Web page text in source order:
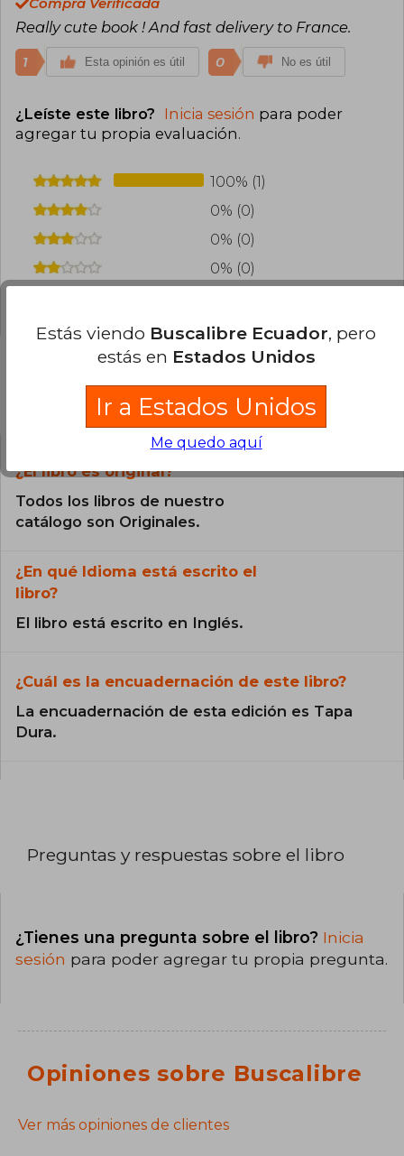
Compra Verificada
Really cute book ! And fast delivery to France.
1 Esta opinión es útil 0 No es útil
¿Leíste este libro? Inicia sesión para poder
agregar tu propia evaluación.
100% (1)
0% (0)
0% (0)
0% (0)
Preguntas frecuentes sobre el libro
¿El libro es original?
Todos los libros de nuestro
catálogo son Originales.
¿En qué Idioma está escrito el
libro?
El libro está escrito en Inglés.
¿Cuál es la encuadernación de este libro?
La encuadernación de esta edición es Tapa
Dura.
Preguntas y respuestas sobre el libro
¿Tienes una pregunta sobre el libro? Inicia
sesión para poder agregar tu propia pregunta.
Opiniones sobre Buscalibre
Ver más opiniones de clientes
Estás viendo Buscalibre Ecuador, pero
estás en Estados Unidos
Ir a Estados Unidos
Me quedo aquí